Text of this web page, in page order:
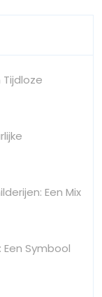
Tijdloze
Een Mix
Symbool